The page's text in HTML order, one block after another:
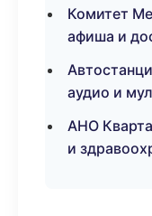
Комитет
афиша и
аудио и
АНО
и